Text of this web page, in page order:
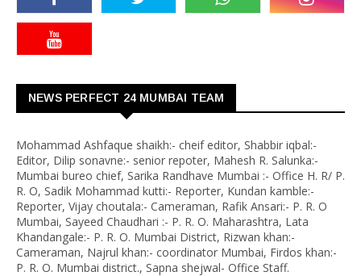
NEWS PERFECT 24 MUMBAI TEAM
Mohammad Ashfaque shaikh:- cheif editor, Shabbir iqbal:-
Editor, Dilip sonavne:- senior repoter, Mahesh R. Salunka:-
Mumbai bureo chief, Sarika Randhave Mumbai :- Office H. R/ P.
R. O, Sadik Mohammad kutti:- Reporter, Kundan kamble:-
Reporter, Vijay choutala:- Cameraman, Rafik Ansari:- P. R. O
Mumbai, Sayeed Chaudhari :- P. R. O. Maharashtra, Lata
Khandangale:- P. R. O. Mumbai District, Rizwan khan:-
Cameraman, Najrul khan:- coordinator Mumbai, Firdos khan:-
P. R. O. Mumbai district., Sapna shejwal- Office Staff.